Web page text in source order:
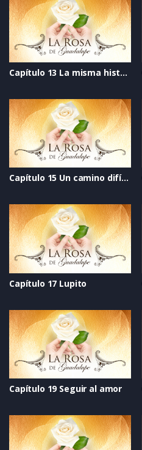
Capítulo 13 La misma historia
Capítulo 15 Un camino difícil de andar
Capítulo 17 Lupito
Capítulo 19 Seguir al amor